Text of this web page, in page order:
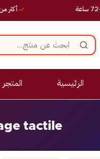
أكثر من 10,000 طلب ناجح
الرئيسية المتجر
tactile